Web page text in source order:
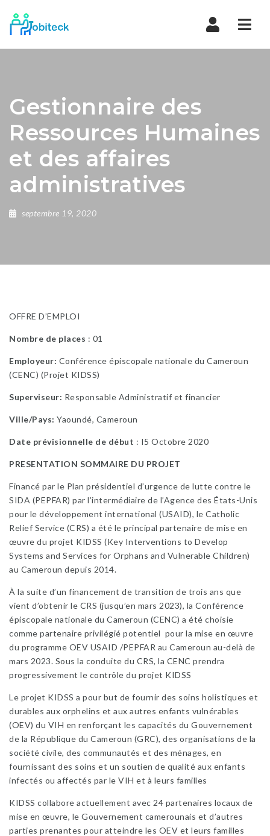
Gestionnaire des
Ressources Humaines
et des affaires
administratives
septembre 19, 2020
OFFRE D’EMPLOI
Nombre de places : 01
Employeur: Conférence épiscopale nationale du Cameroun
(CENC) (Projet KIDSS)
Superviseur: Responsable Administratif et financier
Ville/Pays: Yaoundé, Cameroun
Date prévisionnelle de début : I5 Octobre 2020
PRESENTATION SOMMAIRE DU PROJET
Financé par le Plan présidentiel d’urgence de lutte contre le
SIDA (PEPFAR) par l’intermédiaire de l’Agence des États-Unis
pour le développement international (USAID), le Catholic
Relief Service (CRS) a été le principal partenaire de mise en
œuvre du projet KIDSS (Key Interventions to Develop
Systems and Services for Orphans and Vulnerable Children)
au Cameroun depuis 2014.
À la suite d’un financement de transition de trois ans que
vient d’obtenir le CRS (jusqu’en mars 2023), la Conférence
épiscopale nationale du Cameroun (CENC) a été choisie
comme partenaire privilégié potentiel pour la mise en œuvre
du programme OEV USAID /PEPFAR au Cameroun au-delà de
mars 2023. Sous la conduite du CRS, la CENC prendra
progressivement le contrôle du projet KIDSS
Le projet KIDSS a pour but de fournir des soins holistiques et
durables aux orphelins et aux autres enfants vulnérables
(OEV) du VIH en renforçant les capacités du Gouvernement
de la République du Cameroun (GRC), des organisations de la
société civile, des communautés et des ménages, en
fournissant des soins et un soutien de qualité aux enfants
infectés ou affectés par le VIH et à leurs familles
KIDSS collabore actuellement avec 24 partenaires locaux de
mise en œuvre, le Gouvernement camerounais et d’autres
parties prenantes pour atteindre les OEV et leurs familles